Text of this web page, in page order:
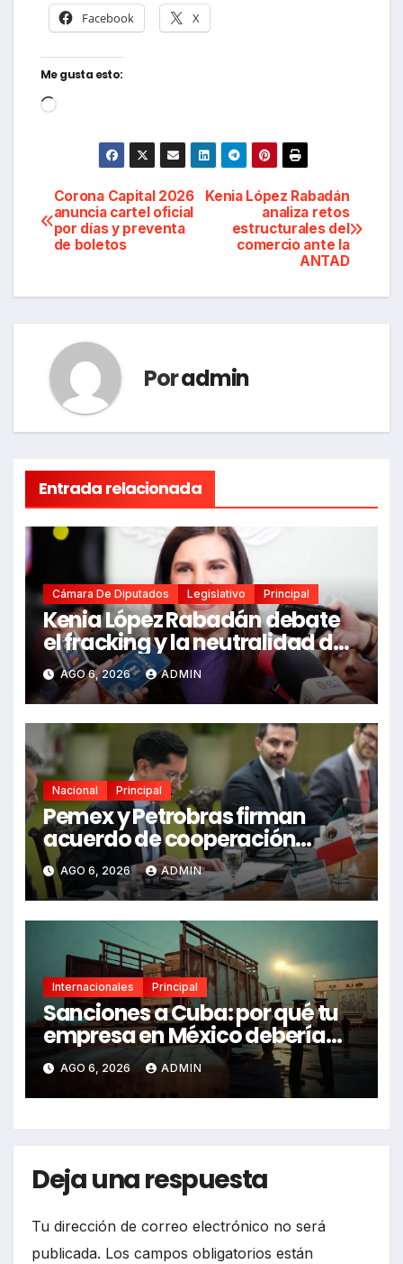
Facebook X
Me gusta esto:
Cargando...
Navegación
de
Kenia López Rabadán
analiza retos
estructurales del
comercio ante la
ANTAD
Corona Capital 2026
anuncia cartel oficial
por días y preventa
de boletos
Poradmin
Entrada relacionada
Cámara De Diputados Legislativo Principal
Kenia López Rabadán debate
el fracking y la neutralidad de
programas
AGO 6, 2026 ADMIN
Nacional Principal
Pemex y Petrobras firman
acuerdo de cooperación
bilateral en Brasilia
AGO 6, 2026 ADMIN
Internacionales Principal
Sanciones a Cuba: por qué tu
empresa en México debería
revisarlas
AGO 6, 2026 ADMIN
Deja una respuesta
Tu dirección de correo electrónico no será
publicada. Los campos obligatorios están